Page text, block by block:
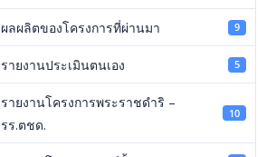
ผลผลิตของโครงการที่ผ่านมา 9
รายงานประเมินตนเอง 5
รายงานโครงการพระราชดำริ –
รร.ตชด.
10